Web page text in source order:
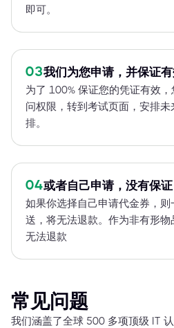
即可。
03我们为您申请，并保证
为了 100% 保证您的凭证有效
问权限，转到考试页面，安排
排。
04或者自己申请，没有保证
如果你选择自己申请代金券，
送，将无法退款。作为非有形物
无法退款
常见问题
我们涵盖了全球 500 多项顶级 IT